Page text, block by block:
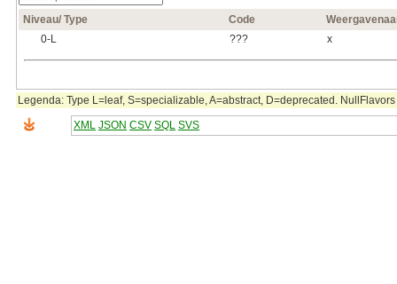
Niveau/ Type Code
0‑L
??? x
Legenda: Type L=leaf, S=specializable, A=abstract, D=deprecated.
XML JSON CSV SQL SVS